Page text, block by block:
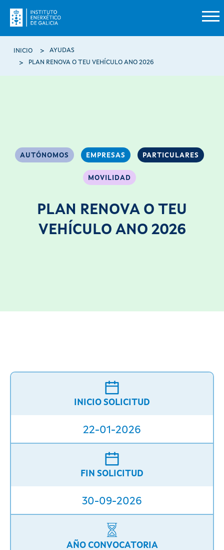
Ruta de navegación
INICIO
AYUDAS
PLAN RENOVA O TEU VEHÍCULO ANO 2026
AUTÓNOMOS EMPRESAS PARTICULARES
MOVILIDAD
PLAN RENOVA O TEU
VEHÍCULO ANO 2026
INICIO SOLICITUD
22-01-2026
FIN SOLICITUD
30-09-2026
AÑO CONVOCATORIA